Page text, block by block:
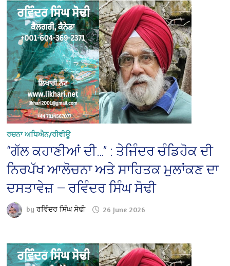
ਰਚਨਾ ਅਧਿਐਨ/ਰੀਵੀਊ
“ਗੱਲ ਕਹਾਣੀਆਂ ਦੀ…” : ਤੇਜਿੰਦਰ ਚੰਡਿਹੋਕ ਦੀ
ਨਿਰਪੱਖ ਆਲੋਚਨਾ ਅਤੇ ਸਾਹਿਤਕ ਮੁਲਾਂਕਣ ਦਾ
ਦਸਤਾਵੇਜ਼ — ਰਵਿੰਦਰ ਸਿੰਘ ਸੋਢੀ
byਰਵਿੰਦਰ ਸਿੰਘ ਸੋਢੀ 26 June 2026